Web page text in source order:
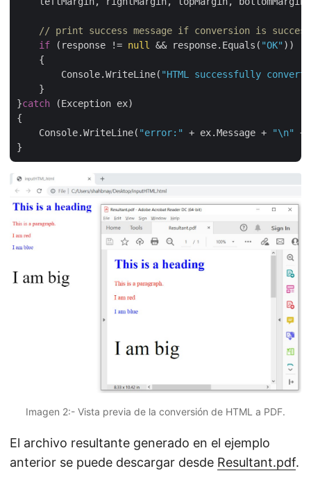
// print success message if conversion is
if (response != null && response.Equals( "OK" ))
    {
        Console.WriteLine(
"HTML successfully
    }
}catch (Exception ex)
{
    Console.WriteLine(
"error:" + ex.Message + "\n"
+
Imagen 2:- Vista previa de la conversión de HTML a PDF.
El archivo resultante generado en el ejemplo
anterior se puede descargar desde Resultant.pdf.